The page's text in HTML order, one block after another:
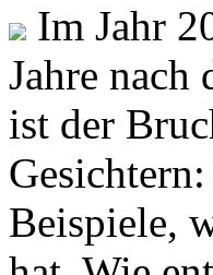
Im Jahr
Jahre nach
ist der
Beispiele,